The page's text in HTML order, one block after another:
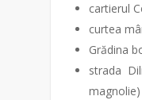
cartierul
curtea
Grădina
strada
magnolie)